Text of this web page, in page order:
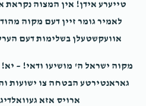
טייערע אידן! אין המצוה נקראת
לאמיר גומר זיין דעם מקוה
אוועקשטעלן בשלימות דעם
מקוה ישראל ה' מושיעו ודאי! –
גאראנטירטע הבטחה צו ישועות
ארויס אזא